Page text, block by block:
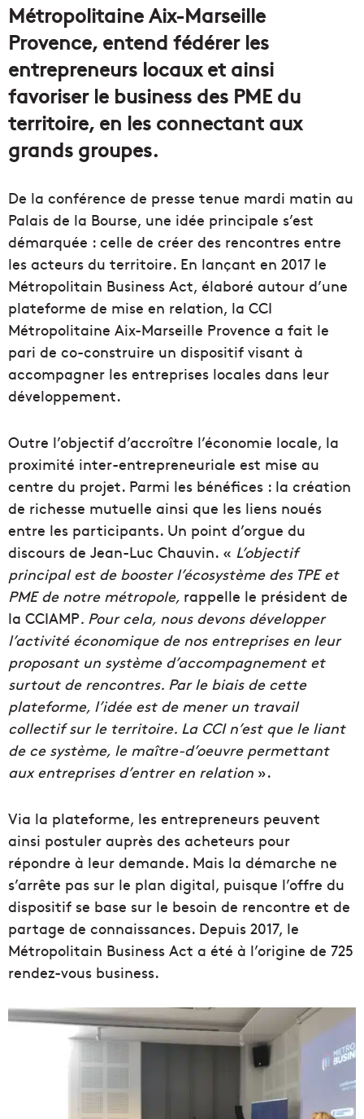
Métropolitaine Aix-Marseille
Provence, entend fédérer les
entrepreneurs locaux et ainsi
favoriser le business des PME du
territoire, en les connectant aux
grands groupes.
De la conférence de presse tenue mardi matin au
Palais de la Bourse, une idée principale s’est
démarquée : celle de créer des rencontres entre
les acteurs du territoire. En lançant en 2017 le
Métropolitain Business Act, élaboré autour d’une
plateforme de mise en relation, la CCI
Métropolitaine Aix-Marseille Provence a fait le
pari de co-construire un dispositif visant à
accompagner les entreprises locales dans leur
développement.
Outre l’objectif d’accroître l’économie locale, la
proximité inter-entrepreneuriale est mise au
centre du projet. Parmi les bénéfices : la création
de richesse mutuelle ainsi que les liens noués
entre les participants. Un point d’orgue du
discours de Jean-Luc Chauvin. « L’objectif
principal est de booster l’écosystème des TPE et
PME de notre métropole, rappelle le président de
la CCIAMP. Pour cela, nous devons développer
l’activité économique de nos entreprises en leur
proposant un système d’accompagnement et
surtout de rencontres. Par le biais de cette
plateforme, l’idée est de mener un travail
collectif sur le territoire. La CCI n’est que le liant
de ce système, le maître-d’oeuvre permettant
aux entreprises d’entrer en relation ».
Via la plateforme, les entrepreneurs peuvent
ainsi postuler auprès des acheteurs pour
répondre à leur demande. Mais la démarche ne
s’arrête pas sur le plan digital, puisque l’offre du
dispositif se base sur le besoin de rencontre et de
partage de connaissances. Depuis 2017, le
Métropolitain Business Act a été à l’origine de 725
rendez-vous business.